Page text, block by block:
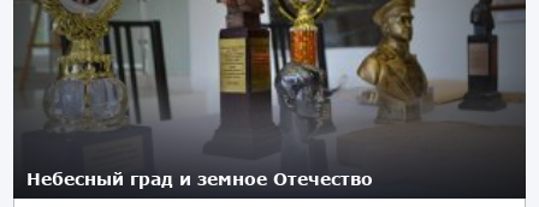
Небесный град и земное Отечество